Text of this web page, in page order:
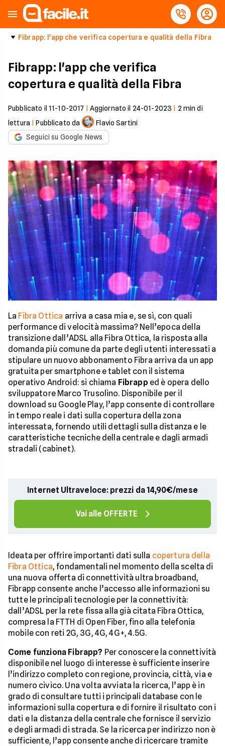
Fibrapp: l'app che verifica copertura e qualità della Fibra
Fibrapp: l'app che verifica
copertura e qualità della Fibra
Pubblicato il 11-10-2017 Aggiornato il 24-01-2023 2 min di
lettura |Pubblicato da
Flavio Sartini
Seguici su Google News
La Fibra Ottica arriva a casa mia e, se sì, con quali
performance di velocità massima? Nell’epoca della
transizione dall’ADSL alla Fibra Ottica, la risposta alla
domanda più comune da parte degli utenti interessati a
stipulare un nuovo abbonamento Fibra arriva da un app
gratuita per smartphone e tablet con il sistema
operativo Android: si chiama Fibrapp ed è opera dello
sviluppatore Marco Trusolino. Disponibile per il
download su Google Play, l’app consente di controllare
in tempo reale i dati sulla copertura della zona
interessata, fornendo utili dettagli sulla distanza e le
caratteristiche tecniche della centrale e dagli armadi
stradali (cabinet).
Internet Ultraveloce: prezzi da 14,90€/mese
Vai alle OFFERTE
Ideata per offrire importanti dati sulla copertura della
Fibra Ottica, fondamentali nel momento della scelta di
una nuova offerta di connettività ultra broadband,
Fibrapp consente anche l’accesso alle informazioni su
tutte le principali tecnologie per la connettività:
dall’ADSL per la rete fissa alla già citata Fibra Ottica,
compresa la FTTH di Open Fiber, fino alla telefonia
mobile con reti 2G, 3G, 4G, 4G+, 4.5G.
Come funziona Fibrapp? Per conoscere la connettività
disponibile nel luogo di interesse è sufficiente inserire
l’indirizzo completo con regione, provincia, città, via e
numero civico. Una volta avviata la ricerca, l’app è in
grado di consultare tutti i principali database con le
informazioni sulla copertura e di fornire il risultato con i
dati e la distanza della centrale che fornisce il servizio
e degli armadi di strada. Se la ricerca per indirizzo non è
sufficiente, l’app consente anche di ricercare tramite